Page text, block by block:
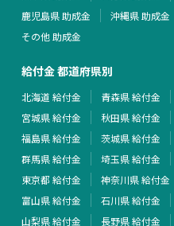
鹿児島県 助成金
沖縄県 助成金
その他 助成金
給付金 都道府県別
北海道 給付金 青森県 給付金
宮城県 給付金
秋田県 給付金
福島県 給付金
茨城県 給付金
群馬県 給付金
埼玉県 給付金
東京都 給付金
神奈川県 給付金
富山県 給付金
石川県 給付金
山梨県 給付金
長野県 給付金